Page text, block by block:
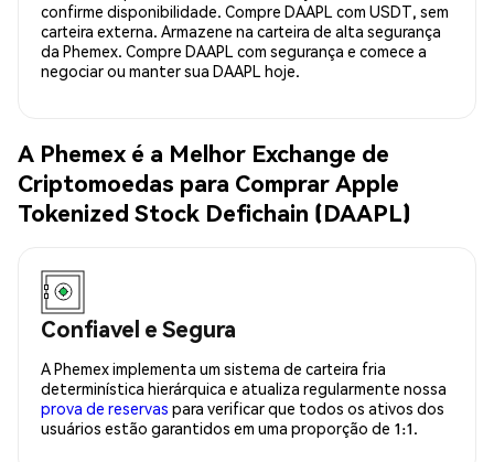
confirme disponibilidade. Compre DAAPL com USDT, sem
carteira externa. Armazene na carteira de alta segurança
da Phemex. Compre DAAPL com segurança e comece a
negociar ou manter sua DAAPL hoje.
A Phemex é a Melhor Exchange de
Criptomoedas para Comprar Apple
Tokenized Stock Defichain (DAAPL)
Confiavel e Segura
A Phemex implementa um sistema de carteira fria
determinística hierárquica e atualiza regularmente nossa
prova de reservas para verificar que todos os ativos dos
usuários estão garantidos em uma proporção de 1:1.